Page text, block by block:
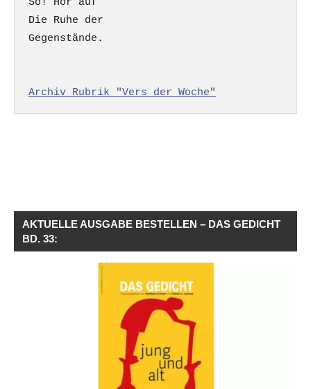
Die Ruhe der
Gegenstände.
Archiv Rubrik "Vers der Woche"
AKTUELLE AUSGABE BESTELLEN – DAS GEDICHT
BD. 33: